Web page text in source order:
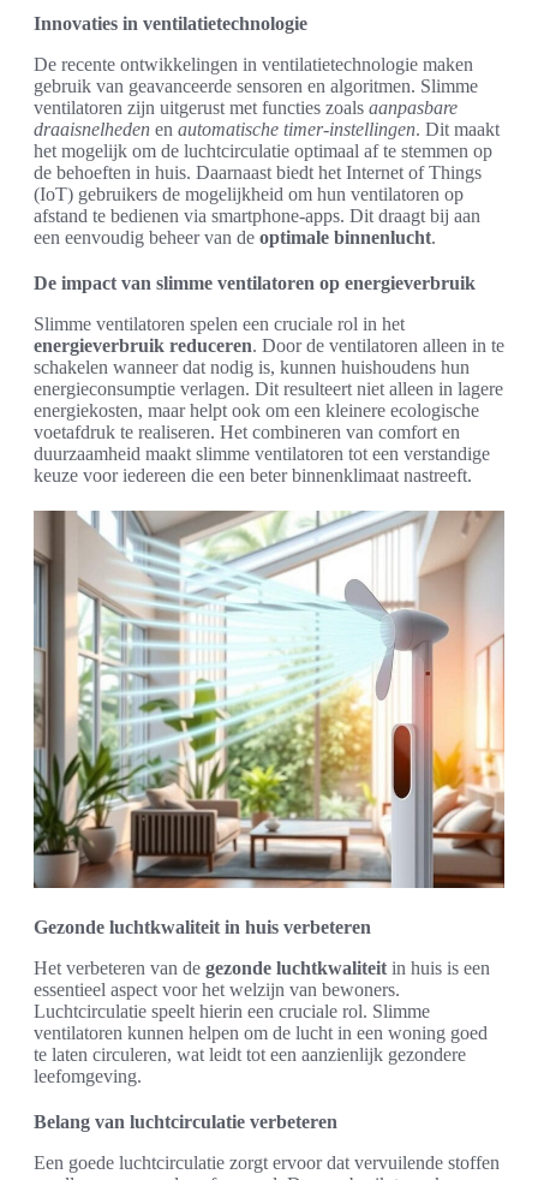
Innovaties in ventilatietechnologie
De recente ontwikkelingen in ventilatietechnologie maken
gebruik van geavanceerde sensoren en algoritmen. Slimme
ventilatoren zijn uitgerust met functies zoals aanpasbare
draaisnelheden en automatische timer-instellingen. Dit maakt
het mogelijk om de luchtcirculatie optimaal af te stemmen op
de behoeften in huis. Daarnaast biedt het Internet of Things
(IoT) gebruikers de mogelijkheid om hun ventilatoren op
afstand te bedienen via smartphone-apps. Dit draagt bij aan
een eenvoudig beheer van de optimale binnenlucht.
De impact van slimme ventilatoren op energieverbruik
Slimme ventilatoren spelen een cruciale rol in het
energieverbruik reduceren. Door de ventilatoren alleen in te
schakelen wanneer dat nodig is, kunnen huishoudens hun
energieconsumptie verlagen. Dit resulteert niet alleen in lagere
energiekosten, maar helpt ook om een kleinere ecologische
voetafdruk te realiseren. Het combineren van comfort en
duurzaamheid maakt slimme ventilatoren tot een verstandige
keuze voor iedereen die een beter binnenklimaat nastreeft.
Gezonde luchtkwaliteit in huis verbeteren
Het verbeteren van de gezonde luchtkwaliteit in huis is een
essentieel aspect voor het welzijn van bewoners.
Luchtcirculatie speelt hierin een cruciale rol. Slimme
ventilatoren kunnen helpen om de lucht in een woning goed
te laten circuleren, wat leidt tot een aanzienlijk gezondere
leefomgeving.
Belang van luchtcirculatie verbeteren
Een goede luchtcirculatie zorgt ervoor dat vervuilende stoffen